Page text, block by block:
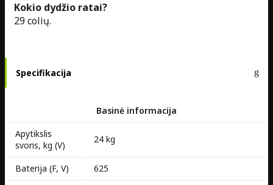
Kokio dydžio ratai?
29 colių.
Specifikacija
Basinė informacija
Apytikslis
svoris, kg (V)
24 kg
Baterija (F, V)
625